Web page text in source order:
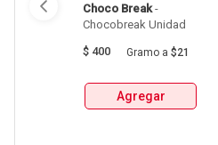
Choco Break -
$ 400 Gramo a $21
Agregar